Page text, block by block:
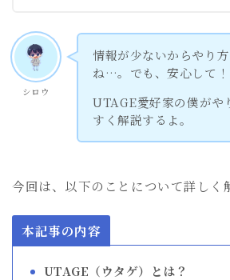
シロウ
情報が少ないからやり
ね…。でも、安心して！
UTAGE愛好家の僕がや
すく解説するよ。
今回は、以下のことについて詳しく
本記事の内容
UTAGE（ウタゲ）とは？